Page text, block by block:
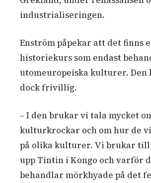
industrialiseringen.
Enström påpekar att det finns
historiekurs som endast
utomeuropeiska kulturer. Den
dock frivillig.
– I den brukar vi tala mycket
kulturkrockar och om hur de
på olika kulturer. Vi brukar till
upp Tintin i Kongo och varför
behandlar mörkhyade på det